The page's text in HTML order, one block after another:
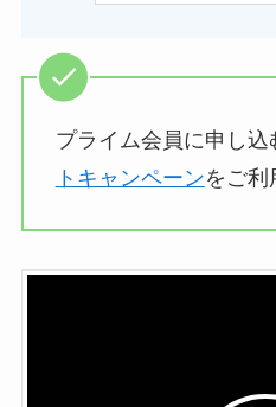
プライム会員に申し込
トキャンペーンをご利